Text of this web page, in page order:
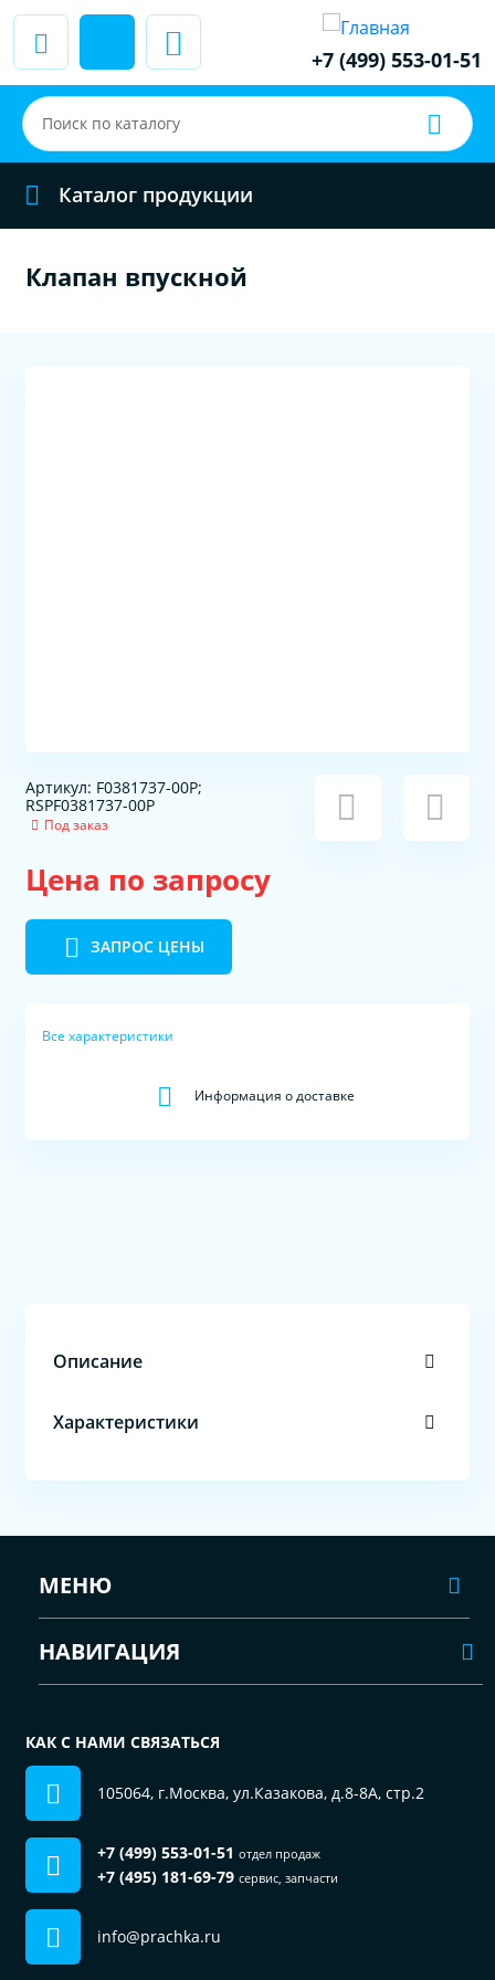
+7 (499) 553-01-51
Каталог продукции
Клапан впускной
Артикул: F0381737-00P;
RSPF0381737-00P
Под заказ
Цена по запросу
ЗАПРОС ЦЕНЫ
Все характеристики
Информация о доставке
Описание
Характеристики
МЕНЮ
НАВИГАЦИЯ
КАК С НАМИ СВЯЗАТЬСЯ
105064, г.Москва, ул.Казакова, д.8-8А, стр.2
+7 (499) 553-01-51 отдел продаж
+7 (495) 181-69-79 сервис, запчасти
info@prachka.ru